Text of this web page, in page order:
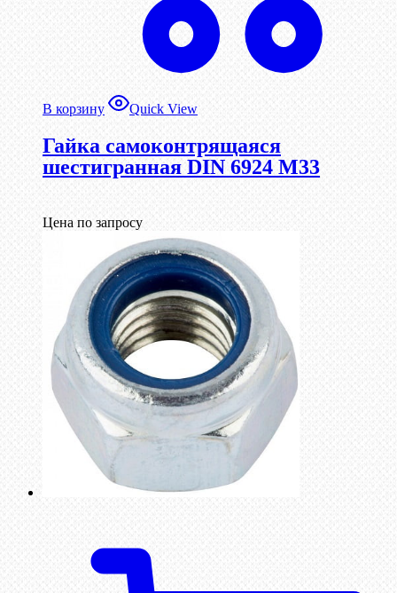
В корзину Quick View
Гайка самоконтрящаяся
шестигранная DIN 6924 М33
Цена по запросу